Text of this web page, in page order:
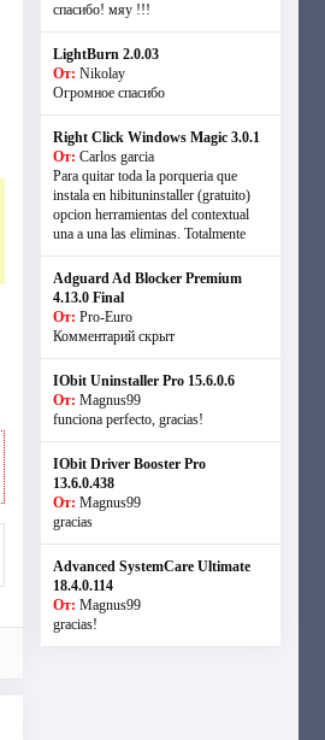
спасибо! мяу !!!
LightBurn 2.0.03
От: Nikolay
Огромное спасибо
Right Click Windows Magic 3.0.1
От: Carlos garcia
Para quitar toda la porqueria que
instala en hibituninstaller (gratuito)
opcion herramientas del contextual
una a una las eliminas. Totalmente
Adguard Ad Blocker Premium
4.13.0 Final
От: Pro-Euro
Комментарий скрыт
IObit Uninstaller Pro 15.6.0.6
От: Magnus99
funciona perfecto, gracias!
IObit Driver Booster Pro
13.6.0.438
От: Magnus99
gracias
Advanced SystemCare Ultimate
18.4.0.114
От: Magnus99
gracias!